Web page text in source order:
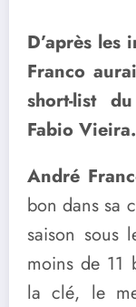
D’après les
Franco
short-list
Fabio Vieira.
André
bon dans sa
saison sous
moins de 11
la clé, le